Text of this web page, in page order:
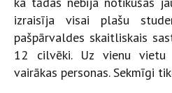
izraisīja visai plašu
pašpārvaldes skaitliskais
12 cilvēki. Uz vienu vietu
vairākas personas. Sekmīgi